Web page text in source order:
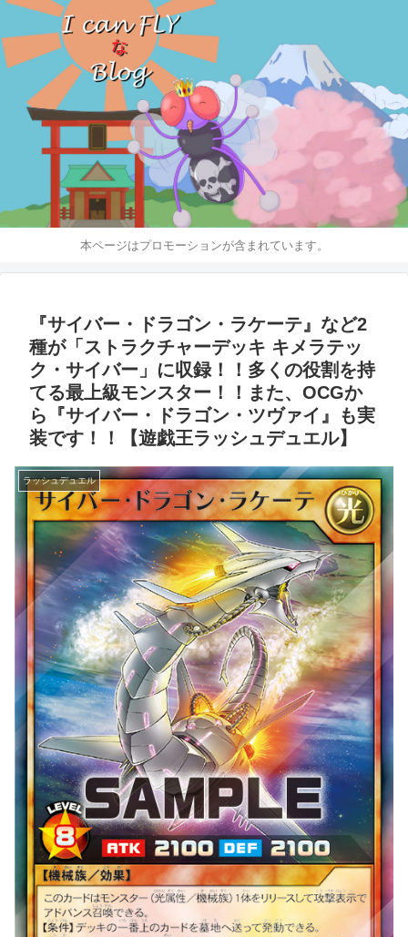
本ページはプロモーションが含まれています。
『サイバー・ドラゴン・ラケーテ』など2
種が「ストラクチャーデッキ キメラテッ
ク・サイバー」に収録！！多くの役割を持
てる最上級モンスター！！また、OCGか
ら『サイバー・ドラゴン・ツヴァイ』も実
装です！！【遊戯王ラッシュデュエル】
ラッシュデュエル